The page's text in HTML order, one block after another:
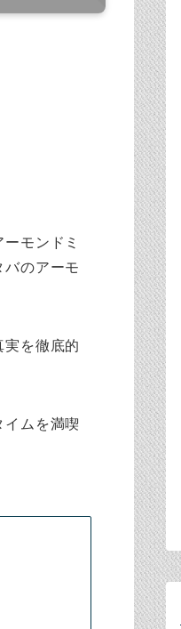
モンドミ
のアーモ
を徹底的
ムを満喫